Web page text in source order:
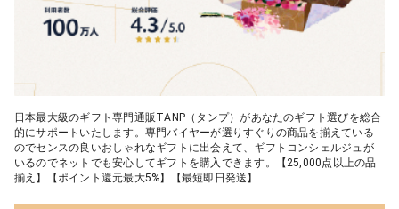
日本最大級のギフト専門通販TANP（タンプ）があなたのギフト選びを総合
的にサポートいたします。専門バイヤーが選りすぐりの商品を揃えている
のでセンスの良いおしゃれなギフトに出会えて、ギフトコンシェルジュが
いるのでネットでも安心してギフトを購入できます。【25,000点以上の品
揃え】【ポイント還元最大5%】【最短即日発送】